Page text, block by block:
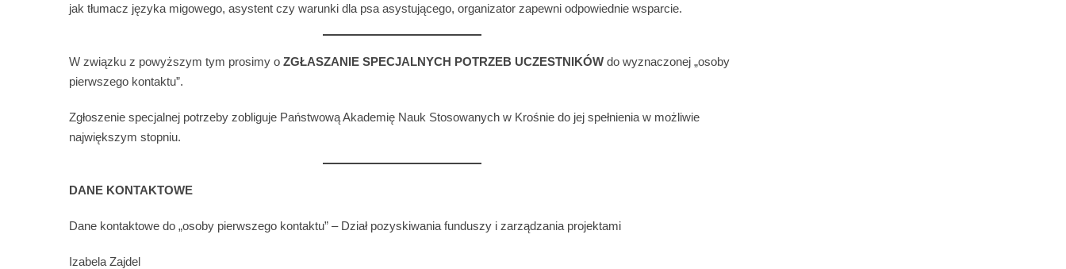
jak tłumacz języka migowego, asystent czy warunki dla psa asystującego, organizator zapewni odpowiednie wsparcie.
W związku z powyższym tym prosimy o ZGŁASZANIE SPECJALNYCH POTRZEB UCZESTNIKÓW do wyznaczonej „osoby
pierwszego kontaktu”.
Zgłoszenie specjalnej potrzeby zobliguje Państwową Akademię Nauk Stosowanych w Krośnie do jej spełnienia w możliwie
największym stopniu.
DANE KONTAKTOWE
Dane kontaktowe do „osoby pierwszego kontaktu” – Dział pozyskiwania funduszy i zarządzania projektami
Izabela Zajdel